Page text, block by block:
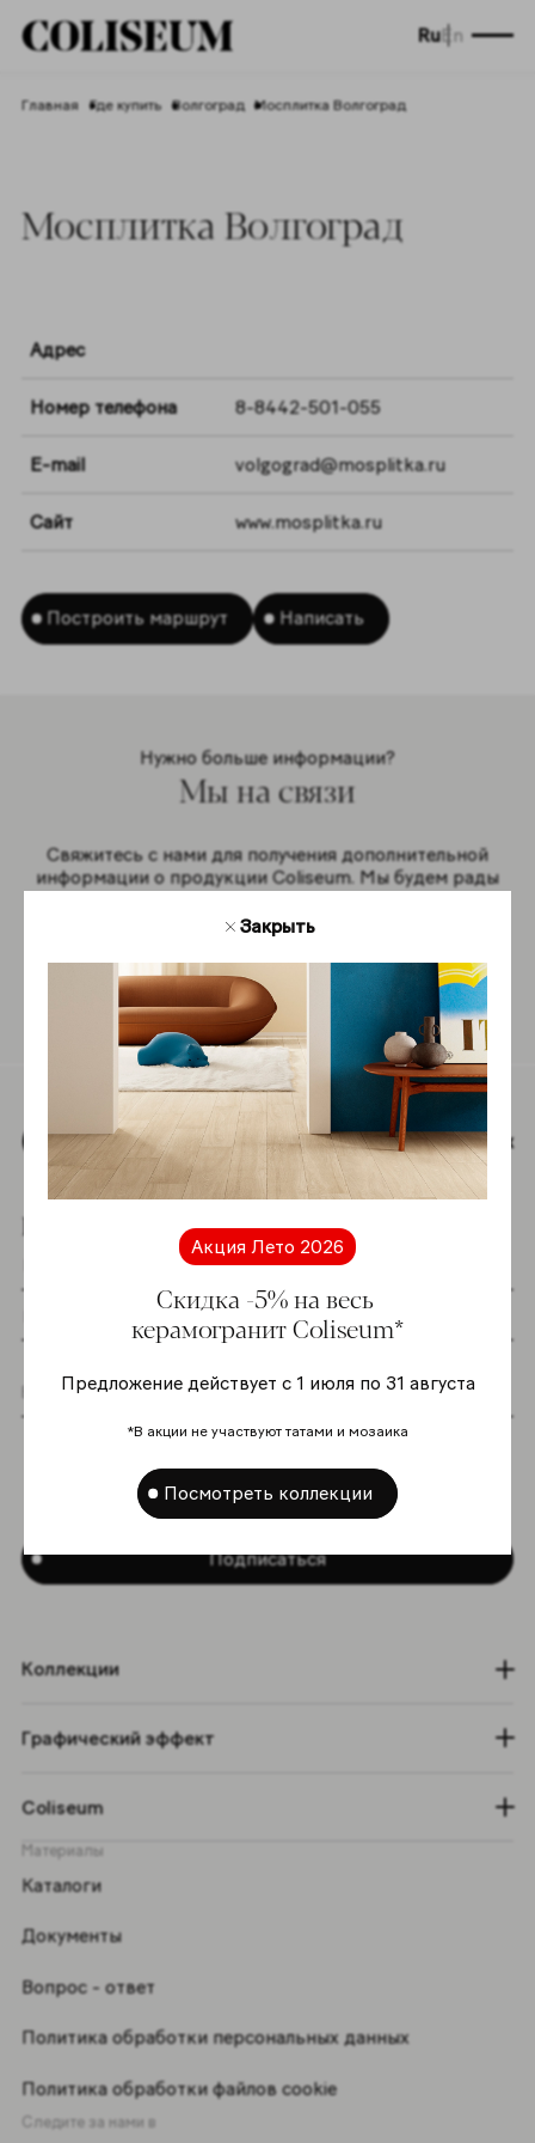
RuEn
Главная Где купить Волгоград Мосплитка Волгоград
Мосплитка Волгоград
Адрес
Номер телефона 8-8442-501-055
E-mail volgograd@mosplitka.ru
Сайт www.mosplitka.ru
Построить маршрут Написать
Нужно больше информации?
Мы на связи
Свяжитесь с нами для получения дополнительной
информации о продукции Coliseum. Мы будем рады
Обратная связь
Закрыть
Акция Лето 2026
Скидка -5% на весь
керамогранит Coliseum*
Предложение действует с 1 июля по 31 августа
*В акции не участвуют татами и мозаика
Посмотреть коллекции
Наверх
Подпишитесь на новостную рассылку
Я даю согласие на хранение и обработку
Политике в отношении обработки
персональных данных*
Подписаться
Коллекции
Графический эффект
Coliseum
Материалы
Каталоги
Документы
Вопрос - ответ
Политика обработки персональных данных
Политика обработки файлов cookie
Следите за нами в